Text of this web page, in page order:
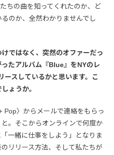
ちの曲を知ってくれたのか、ど
のか、全然わかりませんでし
ではなく、突然のオファーだっ
たアルバム『Blue』をNYのレ
スしているかと思います。こ
ょうか。
Pop〉からメールで連絡をもらっ
。そこからオンラインで何度か
一緒に仕事をしよう」となりま
リリース方法、そして私たちが